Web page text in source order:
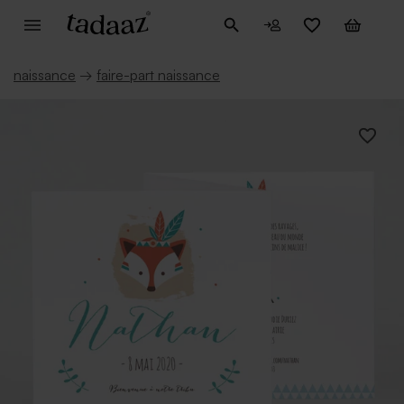
naissance → faire-part naissance